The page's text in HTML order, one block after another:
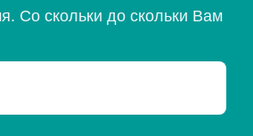
Со скольки до скольки Вам